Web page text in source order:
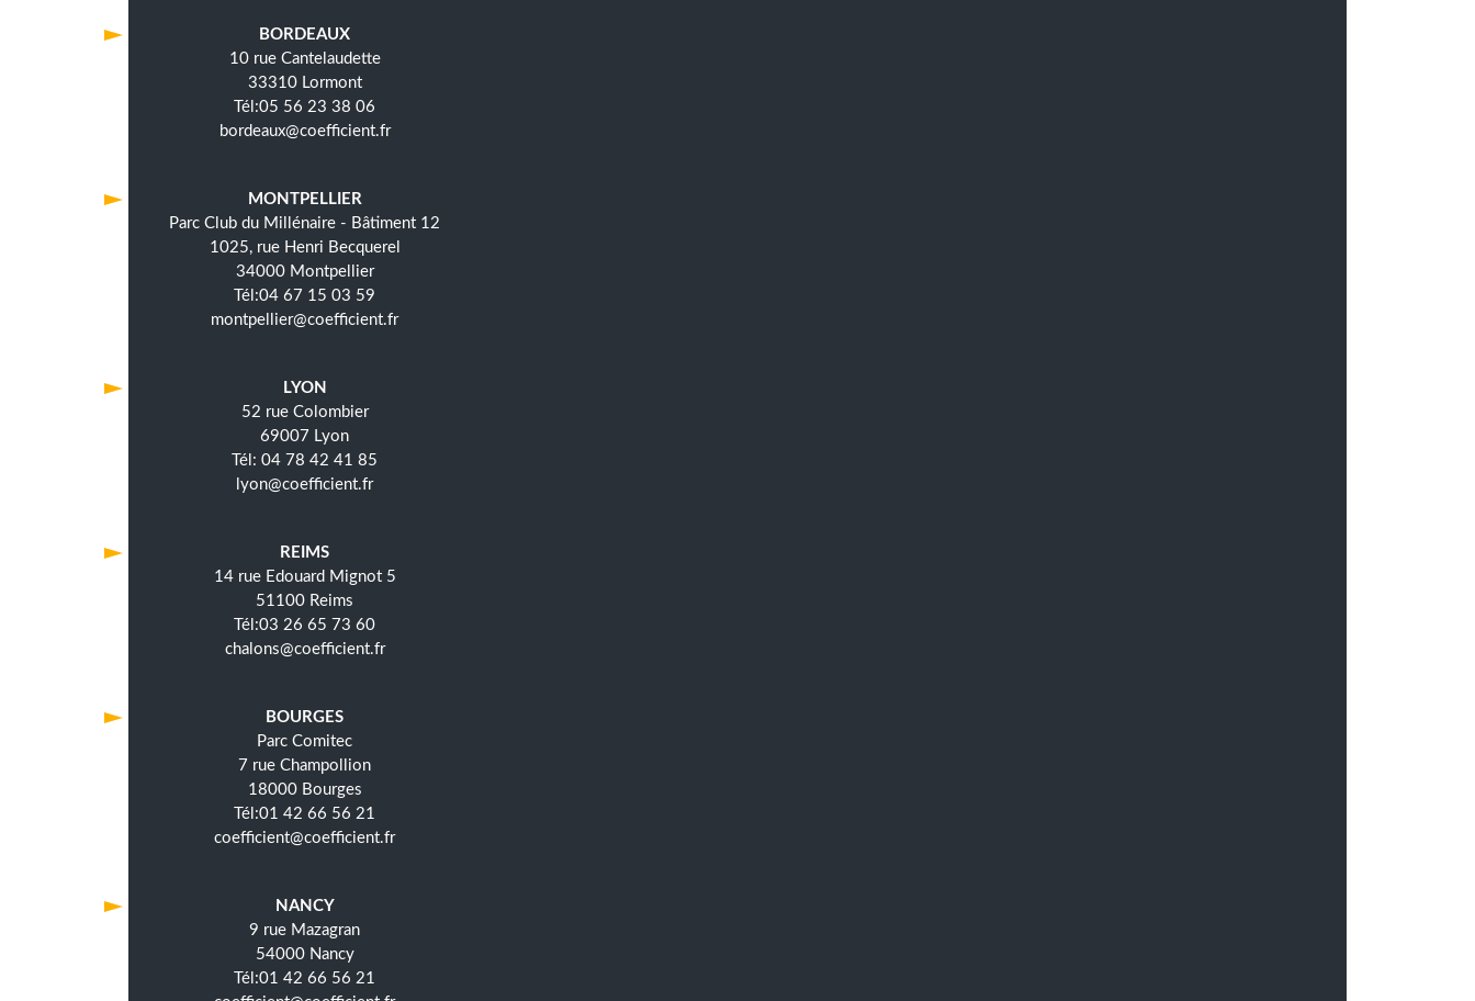
BORDEAUX
10 rue Cantelaudette
33310 Lormont
05 56 23 38 06
bordeaux@coefficient.fr
MONTPELLIER
Parc Club du Millénaire - Bâtiment 12
1025, rue Henri Becquerel
34000 Montpellier
04 67 15 03 59
montpellier@coefficient.fr
LYON
52 rue Colombier
69007 Lyon
04 78 42 41 85
lyon@coefficient.fr
REIMS
14 rue Edouard Mignot 5
51100 Reims
03 26 65 73 60
chalons@coefficient.fr
BOURGES
Parc Comitec
7 rue Champollion
18000 Bourges
01 42 66 56 21
coefficient@coefficient.fr
NANCY
9 rue Mazagran
54000 Nancy
01 42 66 56 21